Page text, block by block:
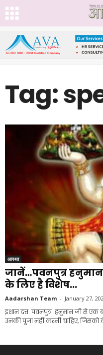
Tag:
आस्था
जानें…पवनपुत्र
के लिए है विशेष...
Aadarshan Team - January 27,
इशान दत्त. पवनपुत्र हनुमान जी से एक
उनकी पूजा नहीं करनी चाहिए, जिसको